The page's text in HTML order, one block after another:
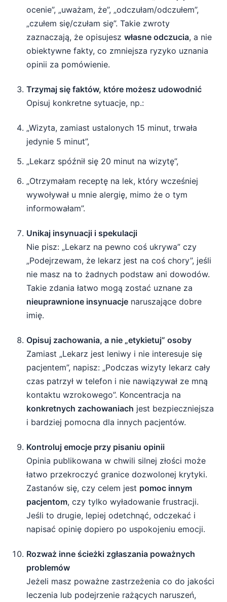
ocenie”, „uważam, że”, „odczułam/odczułem”,
„czułem się/czułam się”. Takie zwroty
zaznaczają, że opisujesz własne odczucia, a nie
obiektywne fakty, co zmniejsza ryzyko uznania
opinii za pomówienie.
Trzymaj się faktów, które możesz udowodnić
Opisuj konkretne sytuacje, np.:
„Wizyta, zamiast ustalonych 15 minut, trwała
jedynie 5 minut”,
„Lekarz spóźnił się 20 minut na wizytę”,
„Otrzymałam receptę na lek, który wcześniej
wywoływał u mnie alergię, mimo że o tym
informowałam”.
Unikaj insynuacji i spekulacji
Nie pisz: „Lekarz na pewno coś ukrywa” czy
„Podejrzewam, że lekarz jest na coś chory”, jeśli
nie masz na to żadnych podstaw ani dowodów.
Takie zdania łatwo mogą zostać uznane za
nieuprawnione insynuacje naruszające dobre
imię.
Opisuj zachowania, a nie „etykietuj” osoby
Zamiast „Lekarz jest leniwy i nie interesuje się
pacjentem”, napisz: „Podczas wizyty lekarz cały
czas patrzył w telefon i nie nawiązywał ze mną
kontaktu wzrokowego”. Koncentracja na
konkretnych zachowaniach jest bezpieczniejsza
i bardziej pomocna dla innych pacjentów.
Kontroluj emocje przy pisaniu opinii
Opinia publikowana w chwili silnej złości może
łatwo przekroczyć granice dozwolonej krytyki.
Zastanów się, czy celem jest pomoc innym
pacjentom, czy tylko wyładowanie frustracji.
Jeśli to drugie, lepiej odetchnąć, odczekać i
napisać opinię dopiero po uspokojeniu emocji.
Rozważ inne ścieżki zgłaszania poważnych
problemów
Jeżeli masz poważne zastrzeżenia co do jakości
leczenia lub podejrzenie rażących naruszeń,